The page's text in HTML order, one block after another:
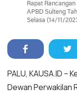
Rapat
APBD Sulteng
Selasa (14/11/
PALU, KAUSA.ID –
Dewan Perwakilan